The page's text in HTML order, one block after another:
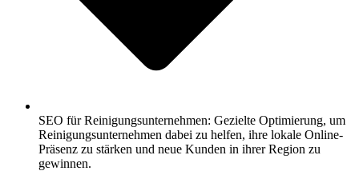
SEO für Reinigungsunternehmen: Gezielte Optimierung, um
Reinigungsunternehmen dabei zu helfen, ihre lokale Online-
Präsenz zu stärken und neue Kunden in ihrer Region zu
gewinnen.